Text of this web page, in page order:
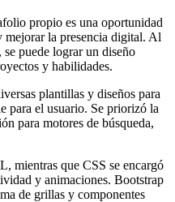
propio es una oportunidad
mejorar la presencia digital. Al
puede lograr un diseño
y habilidades.
plantillas y diseños para
para el usuario. Se priorizó la
para motores de búsqueda,
mientras que CSS se encargó
y animaciones. Bootstrap
de grillas y componentes